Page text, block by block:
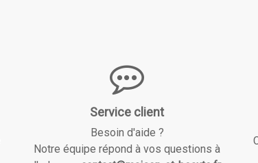
Service client
Besoin d'aide ?
Notre équipe répond à vos questions à